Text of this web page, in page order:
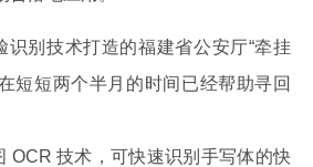
识别技术打造的福建省公安厅“牵挂
短短两个半月的时间已经帮助寻回
OCR 技术，可快速识别手写体的快